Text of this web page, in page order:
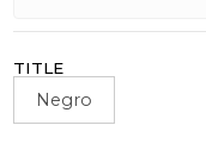
TITLE
Negro